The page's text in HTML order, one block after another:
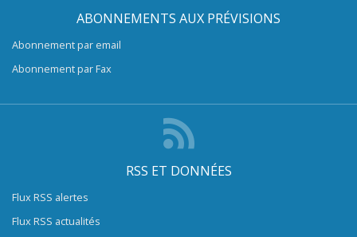
ABONNEMENTS AUX PRÉVISIONS
Abonnement par email
Abonnement par Fax
RSS ET DONNÉES
Flux RSS alertes
Flux RSS actualités